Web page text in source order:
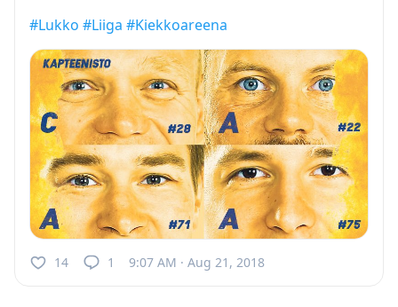
#Lukko #Liiga #Kiekkoareena
14 1 9:07 AM · Aug 21, 2018